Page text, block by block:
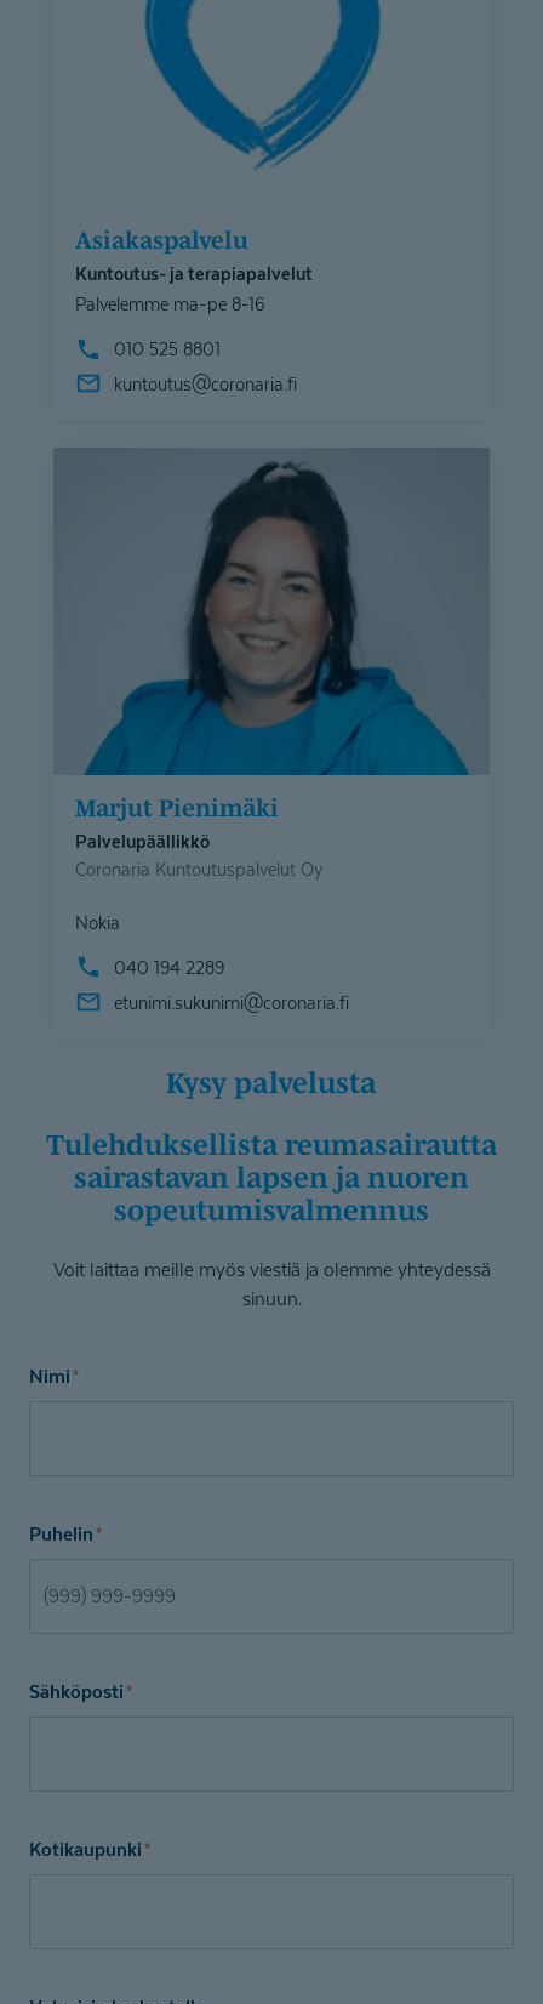
Asiakaspalvelu
Kuntoutus- ja terapiapalvelut
Palvelemme ma-pe 8-16
010 525 8801
kuntoutus@coronaria.fi
Marjut Pienimäki
Palvelupäällikkö
Coronaria Kuntoutuspalvelut Oy
Nokia
040 194 2289
etunimi.sukunimi@coronaria.fi
Kysy palvelusta
Tulehduksellista reumasairautta
sairastavan lapsen ja nuoren
sopeutumis­valmennus
Voit laittaa meille myös viestiä ja olemme yhteydessä
sinuun.
Nimi *
Puhelin *
Sähköposti *
Kotikaupunki *